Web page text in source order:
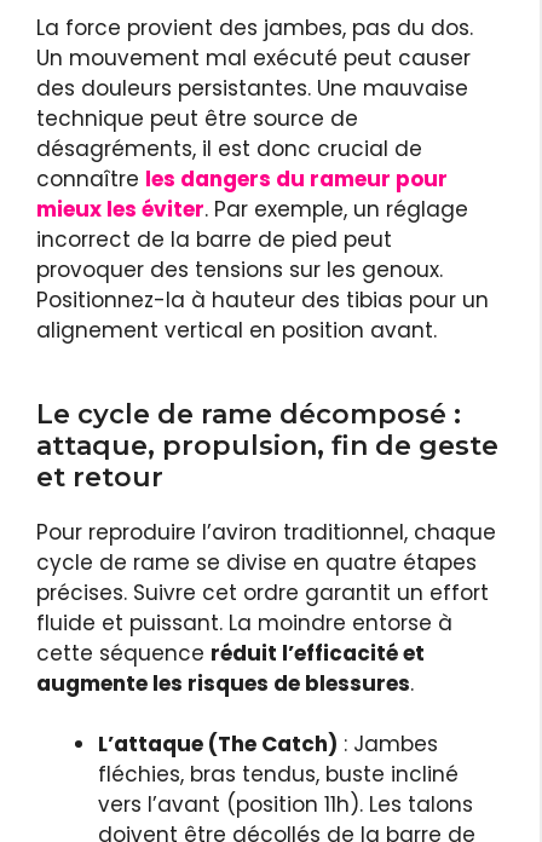
La force provient des jambes, pas du dos.
Un mouvement mal exécuté peut causer
des douleurs persistantes. Une mauvaise
technique peut être source de
désagréments, il est donc crucial de
connaître les dangers du rameur pour
mieux les éviter. Par exemple, un réglage
incorrect de la barre de pied peut
provoquer des tensions sur les genoux.
Positionnez-la à hauteur des tibias pour un
alignement vertical en position avant.
Le cycle de rame décomposé :
attaque, propulsion, fin de geste
et retour
Pour reproduire l’aviron traditionnel, chaque
cycle de rame se divise en quatre étapes
précises. Suivre cet ordre garantit un effort
fluide et puissant. La moindre entorse à
cette séquence réduit l’efficacité et
augmente les risques de blessures.
L’attaque (The Catch) : Jambes
fléchies, bras tendus, buste incliné
vers l’avant (position 11h). Les talons
doivent être décollés de la barre de